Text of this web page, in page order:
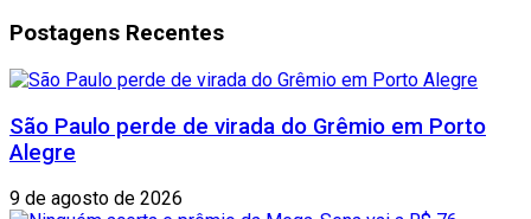
Postagens Recentes
São Paulo perde de virada do Grêmio em Porto
Alegre
9 de agosto de 2026